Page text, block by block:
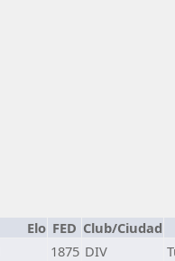
Elo FED Club/Ciudad
1875 DIV